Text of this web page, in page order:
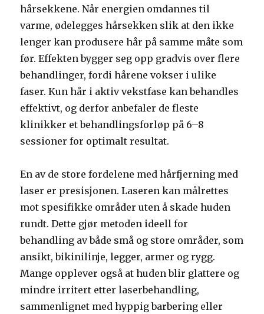
hårsekkene. Når energien omdannes til
varme, ødelegges hårsekken slik at den ikke
lenger kan produsere hår på samme måte som
før. Effekten bygger seg opp gradvis over flere
behandlinger, fordi hårene vokser i ulike
faser. Kun hår i aktiv vekstfase kan behandles
effektivt, og derfor anbefaler de fleste
klinikker et behandlingsforløp på 6–8
sessioner for optimalt resultat.
En av de store fordelene med hårfjerning med
laser er presisjonen. Laseren kan målrettes
mot spesifikke områder uten å skade huden
rundt. Dette gjør metoden ideell for
behandling av både små og store områder, som
ansikt, bikinilinje, legger, armer og rygg.
Mange opplever også at huden blir glattere og
mindre irritert etter laserbehandling,
sammenlignet med hyppig barbering eller